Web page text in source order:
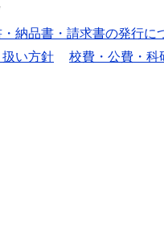
・納品書・請求書の発行に
い方針 校費・公費・科